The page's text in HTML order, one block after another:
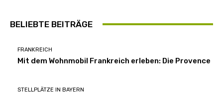
BELIEBTE BEITRÄGE
FRANKREICH
Mit dem Wohnmobil Frankreich erleben: Die Provence
STELLPLÄTZE IN BAYERN